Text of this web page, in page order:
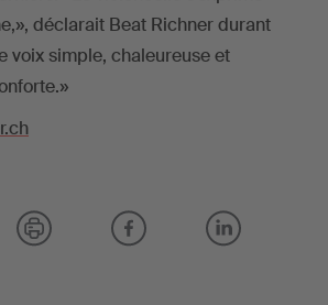
déclarait Beat Richner durant
voix simple, chaleureuse et